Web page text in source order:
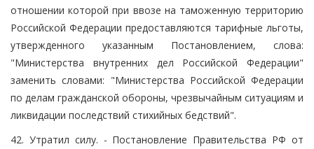
отношении которой при ввозе на таможенную территорию
Российской Федерации предоставляются тарифные льготы,
утвержденного указанным Постановлением, слова:
"Министерства внутренних дел Российской Федерации"
заменить словами: "Министерства Российской Федерации
по делам гражданской обороны, чрезвычайным ситуациям и
ликвидации последствий стихийных бедствий".
42. Утратил силу. - Постановление Правительства РФ от